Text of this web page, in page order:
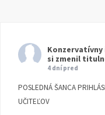
si zmenil
4 dní pred
POSLEDNÁ ŠANCA
UČITEĽOV